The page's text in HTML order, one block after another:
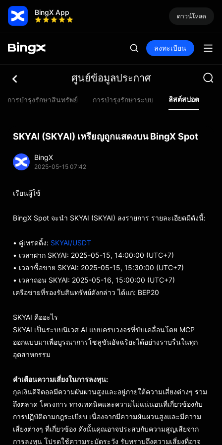
BingX App ดาวน์โหลด
ลงทะเบียน
ศูนย์ข้อมูลประกาศ
การบำรุงรักษาสินทรัพย์ การบำรุงรักษาระบบ ลิสต์สปอต
SKYAI (SKYAI) เหรียญถูกแสดงบน BingX Spot
BingX
2025-05-15 07:42
เรียนผู้ใช้
BingX Spot จะนำ SKYAI (SKYAI) ลงรายการ รายละเอียดมีดังนี้:
• คู่เทรดดิ้ง: SKYAI/USDT
• เวลาฝาก SKYAI: 2025-05-15, 14:00:00 (UTC+7)
• เวลาซื้อขาย SKYAI: 2025-05-15, 15:30:00 (UTC+7)
• เวลาถอน SKYAI: 2025-05-16, 15:00:00 (UTC+7)
เครือข่ายที่รองรับสินทรัพย์ดังกล่าว ได้แก่: BEP20
SKYAI คืออะไร
SKYAI เป็นระบบนิเวศ AI แบบครบวงจรที่ขับเคลื่อนโดย MCP
ออกแบบมาเพื่อบูรณาการโซลูชันอัจฉริยะได้อย่างราบรื่นในทุก
อุตสาหกรรม
คำเตือนความเสี่ยงในการลงทุน:
กุลเงินดิจิตอลมีความผันผวนสูงและอยู่ภายใต้ความเสี่ยงต่างๆ รวม
ถึงตลาด โครงการ ทางเทคนิคและความไม่แน่นอนที่เกี่ยวข้องกับ
การปฏิบัติตามกฎระเบียบ เนื่องจากมีความผันผวนสูงและมีความ
เสี่ยงต่างๆ ที่เกี่ยวข้อง ดังนั้นคุณอาจประสบกับความสูญเสียจาก
การลงทุน โปรดใช้ความระมัดระวัง รับทราบถึงความเสี่ยงที่อาจ